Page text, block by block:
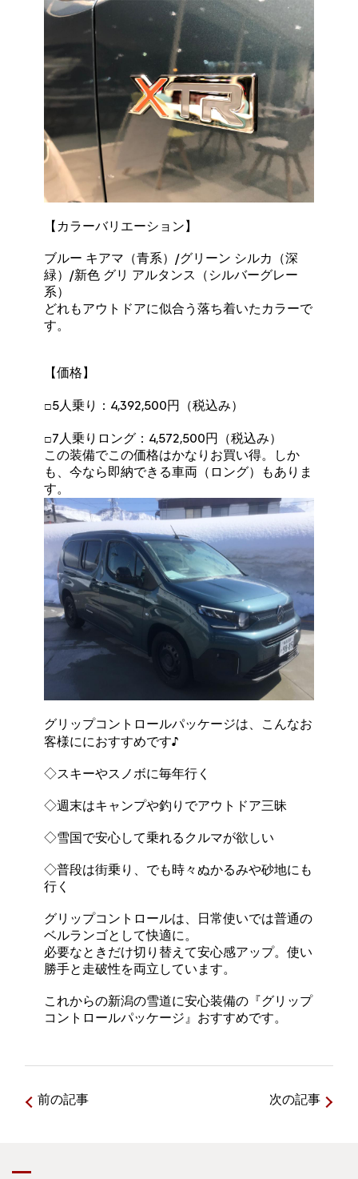
【カラーバリエーション】
ブルー キアマ（青系）/グリーン シルカ（深
緑）/新色 グリ アルタンス（シルバーグレー
系）
どれもアウトドアに似合う落ち着いたカラーで
す。
【価格】
□5人乗り：4,392,500円（税込み）
□7人乗りロング：4,572,500円（税込み）
この装備でこの価格はかなりお買い得。しか
も、今なら即納できる車両（ロング）もありま
す。
グリップコントロールパッケージは、こんなお
客様ににおすすめです♪
◇スキーやスノボに毎年行く
◇週末はキャンプや釣りでアウトドア三昧
◇雪国で安心して乗れるクルマが欲しい
◇普段は街乗り、でも時々ぬかるみや砂地にも
行く
グリップコントロールは、日常使いでは普通の
ベルランゴとして快適に。
必要なときだけ切り替えて安心感アップ。使い
勝手と走破性を両立しています。
これからの新潟の雪道に安心装備の『グリップ
コントロールパッケージ』おすすめです。
前の記事 次の記事